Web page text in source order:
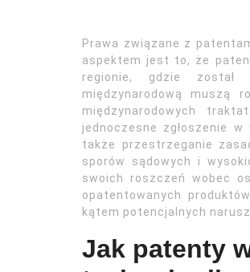
Prawa związane z
aspektem jest to, że
regionie, gdzie został
międzynarodową muszą
międzynarodowych
jednoczesne zgłoszenie
także przestrzeganie
sporów sądowych i
swoich roszczeń wobec
opatentowanych
kątem potencjalnych
Jak patenty